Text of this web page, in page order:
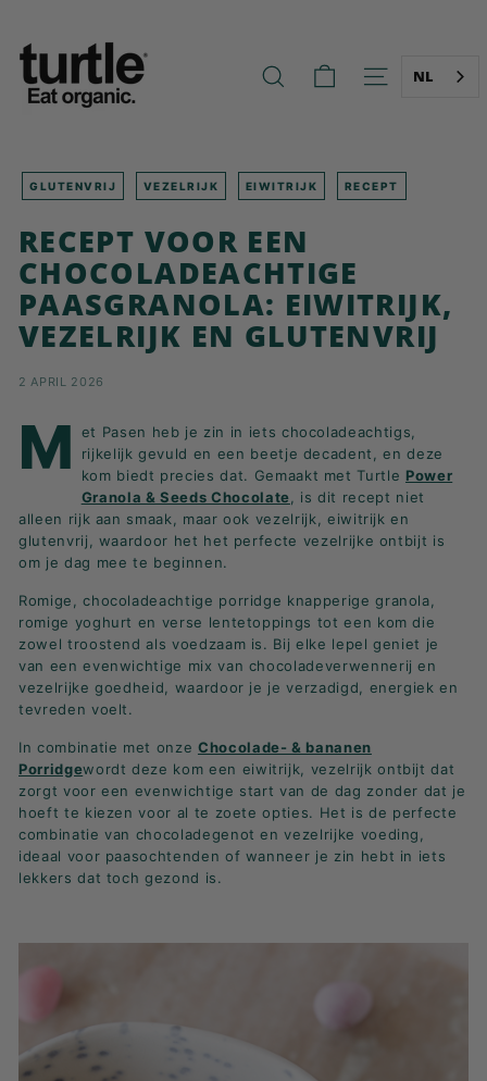
inhoud
U
R
T
E
-
E
T
T
E
B
R
E
A
K
F
A
S
T!
ZOEK OP NAVIGATIE
NL
GLUTENVRIJ VEZELRIJK EIWITRIJK RECEPT
RECEPT VOOR EEN
CHOCOLADEACHTIGE
PAASGRANOLA: EIWITRIJK,
VEZELRIJK EN GLUTENVRIJ
2 APRIL 2026
M
et Pasen heb je zin in iets chocoladeachtigs,
rijkelijk gevuld en een beetje decadent, en deze
kom biedt precies dat. Gemaakt met Turtle Power
Granola & Seeds Chocolate , is dit recept niet
alleen rijk aan smaak, maar ook vezelrijk, eiwitrijk en
glutenvrij, waardoor het het perfecte vezelrijke ontbijt is
om je dag mee te beginnen.
Romige, chocoladeachtige porridge knapperige granola,
romige yoghurt en verse lentetoppings tot een kom die
zowel troostend als voedzaam is. Bij elke lepel geniet je
van een evenwichtige mix van chocoladeverwennerij en
vezelrijke goedheid, waardoor je je verzadigd, energiek en
tevreden voelt.
In combinatie met onze Chocolade- & bananen
Porridgewordt deze kom een eiwitrijk, vezelrijk ontbijt dat
zorgt voor een evenwichtige start van de dag zonder dat je
hoeft te kiezen voor al te zoete opties. Het is de perfecte
combinatie van chocoladegenot en vezelrijke voeding,
ideaal voor paasochtenden of wanneer je zin hebt in iets
lekkers dat toch gezond is.